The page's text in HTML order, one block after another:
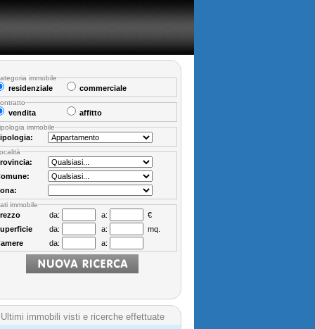
immobile
residenziale commerciale
vendita affitto
immobile
immobile
da: a:
€
da: a:
mq.
da: a:
Ultimi immobili visti e ricerche effettuate